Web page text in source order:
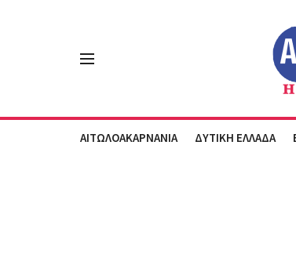
ΑΙΤΩΛΟΑΚΑΡΝΑΝΙΑ ΔΥΤΙΚΗ ΕΛΛΑΔΑ